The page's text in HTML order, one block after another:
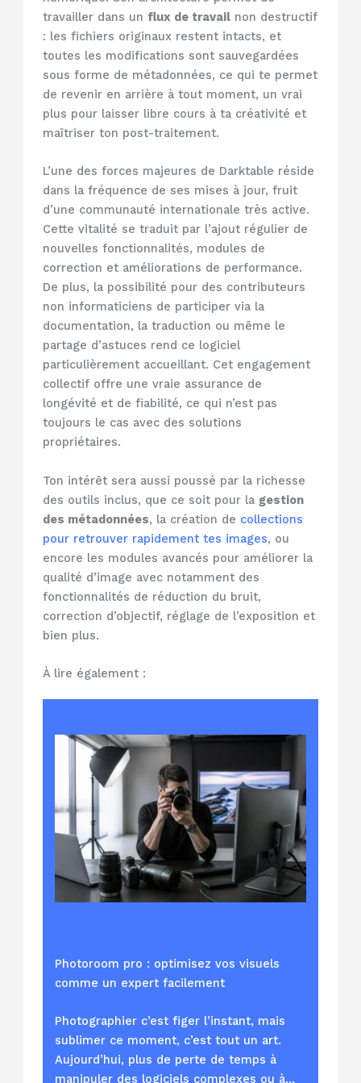
travailler dans un flux de travail non destructif
: les fichiers originaux restent intacts, et
toutes les modifications sont sauvegardées
sous forme de métadonnées, ce qui te permet
de revenir en arrière à tout moment, un vrai
plus pour laisser libre cours à ta créativité et
maîtriser ton post-traitement.
L’une des forces majeures de Darktable réside
dans la fréquence de ses mises à jour, fruit
d’une communauté internationale très active.
Cette vitalité se traduit par l’ajout régulier de
nouvelles fonctionnalités, modules de
correction et améliorations de performance.
De plus, la possibilité pour des contributeurs
non informaticiens de participer via la
documentation, la traduction ou même le
partage d’astuces rend ce logiciel
particulièrement accueillant. Cet engagement
collectif offre une vraie assurance de
longévité et de fiabilité, ce qui n’est pas
toujours le cas avec des solutions
propriétaires.
Ton intérêt sera aussi poussé par la richesse
des outils inclus, que ce soit pour la gestion
des métadonnées, la création de collections
pour retrouver rapidement tes images, ou
encore les modules avancés pour améliorer la
qualité d’image avec notamment des
fonctionnalités de réduction du bruit,
correction d’objectif, réglage de l’exposition et
bien plus.
À lire également :
Photoroom pro : optimisez vos visuels
comme un expert facilement
Photographier c’est figer l’instant, mais
sublimer ce moment, c’est tout un art.
Aujourd’hui, plus de perte de temps à
manipuler des logiciels complexes ou à…